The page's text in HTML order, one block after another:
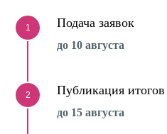
1 Подача заявок
до 10 августа
2 Публикация итогов
до 15 августа